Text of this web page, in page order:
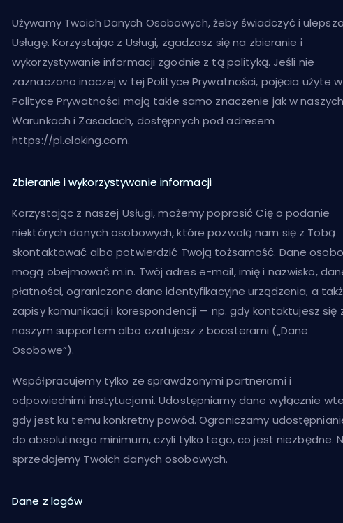
Używamy Twoich Danych Osobowych, żeby świadczyć i
Usługę. Korzystając z Usługi, zgadzasz się na zbieranie i
wykorzystywanie informacji zgodnie z tą polityką. Jeśli nie
zaznaczono inaczej w tej Polityce Prywatności, pojęcia użyte
Polityce Prywatności mają takie samo znaczenie jak w naszych
Warunkach i Zasadach, dostępnych pod adresem
https://pl.eloking.com.
Zbieranie i wykorzystywanie informacji
Korzystając z naszej Usługi, możemy poprosić Cię o podanie
niektórych danych osobowych, które pozwolą nam się z Tobą
skontaktować albo potwierdzić Twoją tożsamość. Dane
mogą obejmować m.in. Twój adres e-mail, imię i nazwisko,
płatności, ograniczone dane identyfikacyjne urządzenia, a
zapisy komunikacji i korespondencji — np. gdy kontaktujesz się
naszym supportem albo czatujesz z boosterami („Dane
Osobowe”).
Współpracujemy tylko ze sprawdzonymi partnerami i
odpowiednimi instytucjami. Udostępniamy dane wyłącznie
gdy jest ku temu konkretny powód. Ograniczamy
do absolutnego minimum, czyli tylko tego, co jest niezbędne.
sprzedajemy Twoich danych osobowych.
Dane z logów